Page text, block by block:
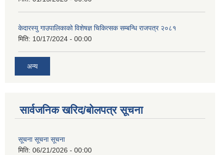
केदारस्यु गाउपालिकाको विशेषज्ञ चिकित्सक सम्बन्धि राजपत्र २०८१
मिति: 10/17/2024 - 00:00
अन्य
सार्वजनिक खरिद/बोलपत्र सूचना
सूचना सूचना सूचना
मिति: 06/21/2026 - 00:00